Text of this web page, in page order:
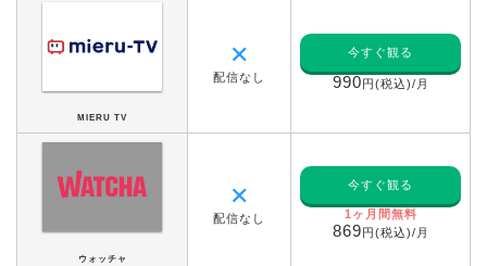
MIERU TV
✕
配信なし
今すぐ観る
990円(税込)/月
ウォッチャ
✕
配信なし
今すぐ観る
1ヶ月間無料
869円(税込)/月